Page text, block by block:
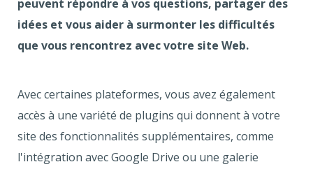
peuvent répondre à vos questions, partager des
idées et vous aider à surmonter les difficultés
que vous rencontrez avec votre site Web.
Avec certaines plateformes, vous avez également
accès à une variété de plugins qui donnent à votre
site des fonctionnalités supplémentaires, comme
l'intégration avec Google Drive ou une galerie